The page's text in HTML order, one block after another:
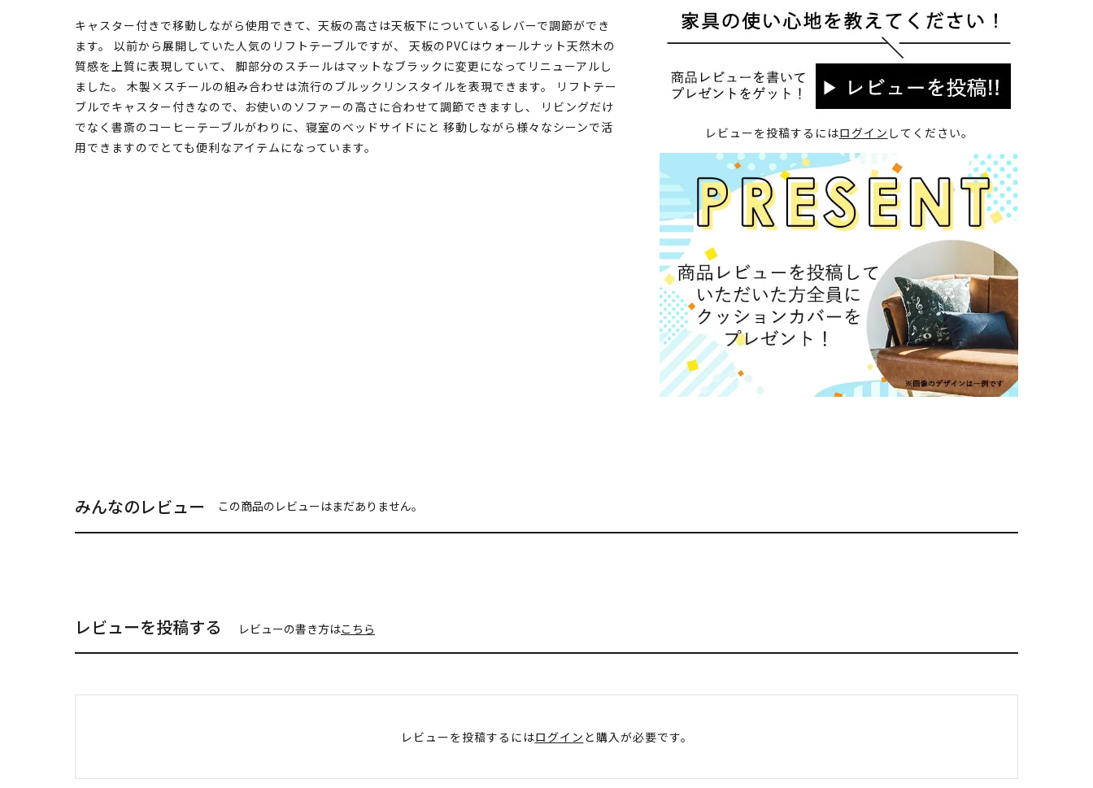
キャスター付きで移動しながら使用できて、天板の高さは天板下についているレバーで調節ができ
ます。 以前から展開していた人気のリフトテーブルですが、 天板のPVCはウォールナット天然木の
質感を上質に表現していて、 脚部分のスチールはマットなブラックに変更になってリニューアルし
ました。 木製×スチールの組み合わせは流行のブルックリンスタイルを表現できます。 リフトテー
ブルでキャスター付きなので、お使いのソファーの高さに合わせて調節できますし、 リビングだけ
でなく書斎のコーヒーテーブルがわりに、寝室のベッドサイドにと 移動しながら様々なシーンで活
用できますのでとても便利なアイテムになっています。
レビューを投稿するにはログイン してください。
みんなのレビュー この商品のレビューはまだありません。
レビューを投稿する レビューの書き方はこちら
レビューを投稿するにはログイン と購入が必要です。